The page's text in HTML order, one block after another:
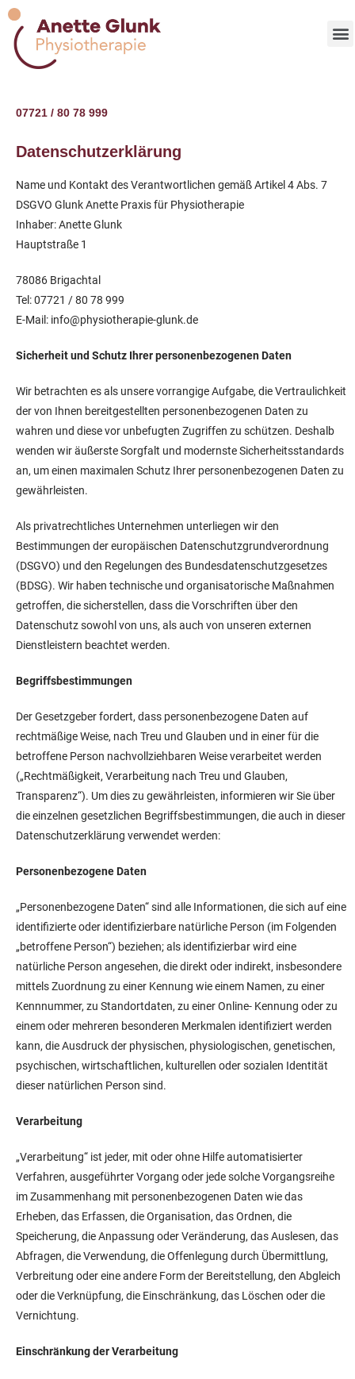
07721 / 80 78 999
Datenschutzerklärung
Name und Kontakt des Verantwortlichen gemäß Artikel 4 Abs. 7
DSGVO Glunk Anette Praxis für Physiotherapie
Inhaber: Anette Glunk
Hauptstraße 1
78086 Brigachtal
Tel: 07721 / 80 78 999
E-Mail: info@physiotherapie-glunk.de
Sicherheit und Schutz Ihrer personenbezogenen Daten
Wir betrachten es als unsere vorrangige Aufgabe, die Vertraulichkeit
der von Ihnen bereitgestellten personenbezogenen Daten zu
wahren und diese vor unbefugten Zugriffen zu schützen. Deshalb
wenden wir äußerste Sorgfalt und modernste Sicherheitsstandards
an, um einen maximalen Schutz Ihrer personenbezogenen Daten zu
gewährleisten.
Als privatrechtliches Unternehmen unterliegen wir den
Bestimmungen der europäischen Datenschutzgrundverordnung
(DSGVO) und den Regelungen des Bundesdatenschutzgesetzes
(BDSG). Wir haben technische und organisatorische Maßnahmen
getroffen, die sicherstellen, dass die Vorschriften über den
Datenschutz sowohl von uns, als auch von unseren externen
Dienstleistern beachtet werden.
Begriffsbestimmungen
Der Gesetzgeber fordert, dass personenbezogene Daten auf
rechtmäßige Weise, nach Treu und Glauben und in einer für die
betroffene Person nachvollziehbaren Weise verarbeitet werden
(„Rechtmäßigkeit, Verarbeitung nach Treu und Glauben,
Transparenz“). Um dies zu gewährleisten, informieren wir Sie über
die einzelnen gesetzlichen Begriffsbestimmungen, die auch in dieser
Datenschutzerklärung verwendet werden:
Personenbezogene Daten
„Personenbezogene Daten“ sind alle Informationen, die sich auf eine
identifizierte oder identifizierbare natürliche Person (im Folgenden
„betroffene Person“) beziehen; als identifizierbar wird eine
natürliche Person angesehen, die direkt oder indirekt, insbesondere
mittels Zuordnung zu einer Kennung wie einem Namen, zu einer
Kennnummer, zu Standortdaten, zu einer Online- Kennung oder zu
einem oder mehreren besonderen Merkmalen identifiziert werden
kann, die Ausdruck der physischen, physiologischen, genetischen,
psychischen, wirtschaftlichen, kulturellen oder sozialen Identität
dieser natürlichen Person sind.
Verarbeitung
„Verarbeitung“ ist jeder, mit oder ohne Hilfe automatisierter
Verfahren, ausgeführter Vorgang oder jede solche Vorgangsreihe
im Zusammenhang mit personenbezogenen Daten wie das
Erheben, das Erfassen, die Organisation, das Ordnen, die
Speicherung, die Anpassung oder Veränderung, das Auslesen, das
Abfragen, die Verwendung, die Offenlegung durch Übermittlung,
Verbreitung oder eine andere Form der Bereitstellung, den Abgleich
oder die Verknüpfung, die Einschränkung, das Löschen oder die
Vernichtung.
Einschränkung der Verarbeitung